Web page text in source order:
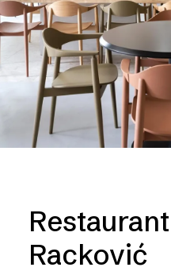
Racković